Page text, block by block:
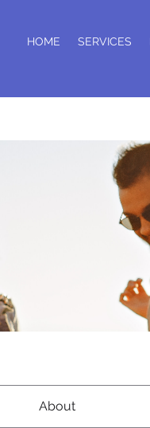
HOME SERVICES
About